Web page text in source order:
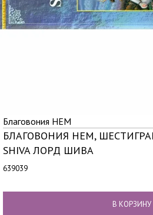
Благовония HEM
БЛАГОВОНИЯ HEM,
SHIVA ЛОРД ШИВА
639039
В КОРЗИНУ